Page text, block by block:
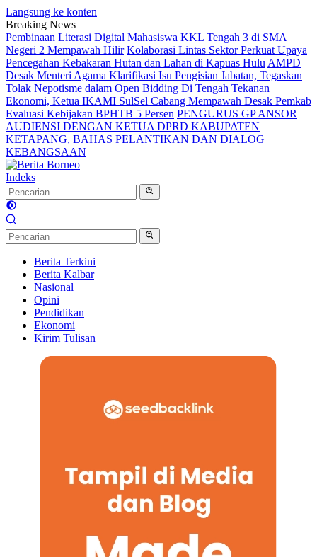
Langsung ke konten
Breaking News
Pembinaan Literasi Digital Mahasiswa KKL Tengah 3 di SMA
Negeri 2 Mempawah Hilir Kolaborasi Lintas Sektor Perkuat Upaya
Pencegahan Kebakaran Hutan dan Lahan di Kapuas Hulu AMPD
Desak Menteri Agama Klarifikasi Isu Pengisian Jabatan, Tegaskan
Tolak Nepotisme dalam Open Bidding Di Tengah Tekanan
Ekonomi, Ketua IKAMI SulSel Cabang Mempawah Desak Pemkab
Evaluasi Kebijakan BPHTB 5 Persen PENGURUS GP ANSOR
AUDIENSI DENGAN KETUA DPRD KABUPATEN
KETAPANG, BAHAS PELANTIKAN DAN DIALOG
KEBANGSAAN
Indeks
Berita Terkini
Berita Kalbar
Nasional
Opini
Pendidikan
Ekonomi
Kirim Tulisan